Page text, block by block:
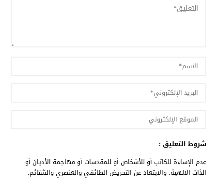
شروط التعليق :
عدم الإساءة للكاتب أو للأشخاص أو للمقدسات أو مهاجمة الأديان أو
الذات الالهية. والابتعاد عن التحريض الطائفي والعنصري والشتائم.